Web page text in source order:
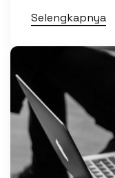
Selengkapnya